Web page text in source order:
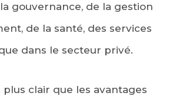
gouvernance, de la gestion
de la santé, des services
dans le secteur privé.
clair que les avantages